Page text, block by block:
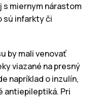
s miernym nárastom
sú infarkty či
by mali venovať
viazané na presný
napríklad o inzulín,
antiepileptiká. Pri